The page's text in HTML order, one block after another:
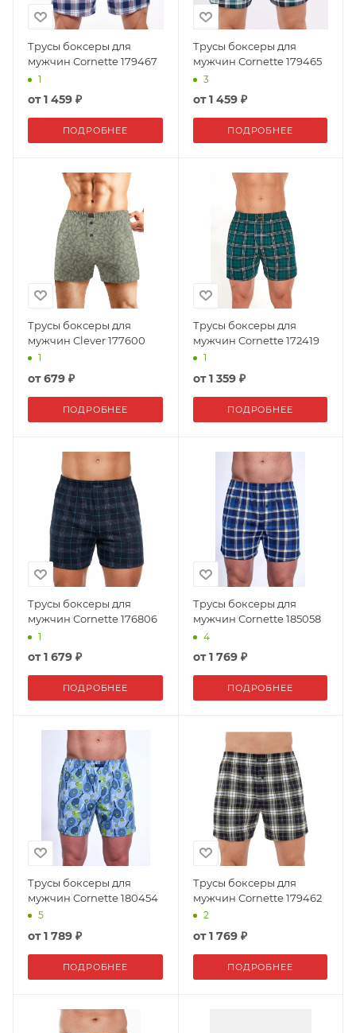
Трусы боксеры для
мужчин Cornette 179467
1
от1 459 ₽
ПОДРОБНЕЕ
Трусы боксеры для
мужчин Cornette 179465
3
от1 459 ₽
ПОДРОБНЕЕ
Трусы боксеры для
мужчин Clever 177600
1
от679 ₽
ПОДРОБНЕЕ
Трусы боксеры для
мужчин Cornette 172419
1
от1 359 ₽
ПОДРОБНЕЕ
Трусы боксеры для
мужчин Cornette 176806
1
от1 679 ₽
ПОДРОБНЕЕ
Трусы боксеры для
мужчин Cornette 185058
4
от1 769 ₽
ПОДРОБНЕЕ
Трусы боксеры для
мужчин Cornette 180454
5
от1 789 ₽
ПОДРОБНЕЕ
Трусы боксеры для
мужчин Cornette 179462
2
от1 769 ₽
ПОДРОБНЕЕ